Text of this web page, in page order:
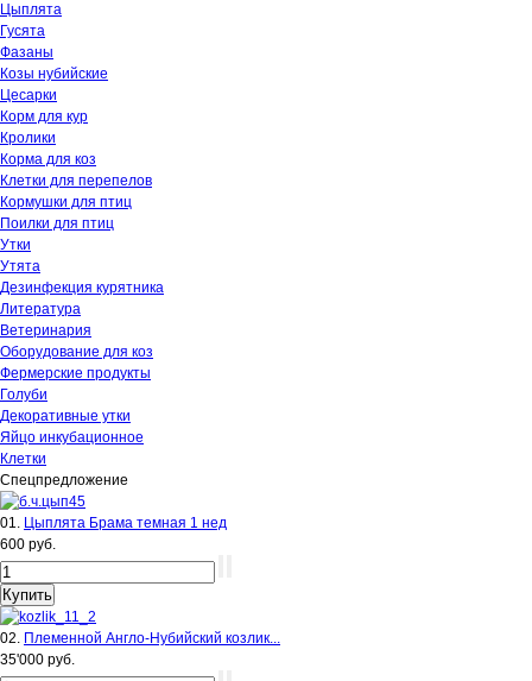
Цыплята
Гусята
Фазаны
Козы нубийские
Цесарки
Корм для кур
Кролики
Корма для коз
Клетки для перепелов
Кормушки для птиц
Поилки для птиц
Утки
Утята
Дезинфекция курятника
Литература
Ветеринария
Оборудование для коз
Фермерские продукты
Голуби
Декоративные утки
Яйцо инкубационное
Клетки
Спецпредложение
01. Цыплята Брама темная 1 нед
600 руб.
02. Племенной Англо-Нубийский козлик...
35'000 руб.